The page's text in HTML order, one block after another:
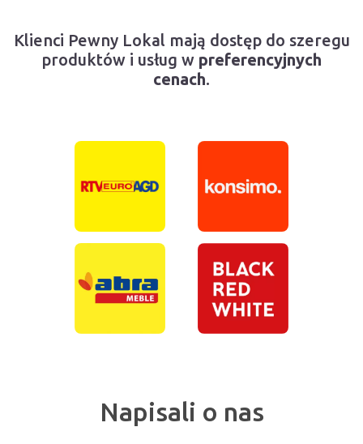
Klienci Pewny Lokal mają dostęp do szeregu
produktów i usług w preferencyjnych
cenach.
Napisali o nas